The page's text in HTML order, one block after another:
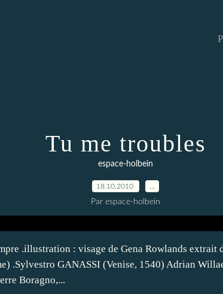
Tu me troubles
espace-holbein
18.10.2010
Par espace-holbein
.illustration : visage de Gena Rowlands extrait
.Sylvestro GANASSI (Venise, 1540) Adrian
Boragno,...